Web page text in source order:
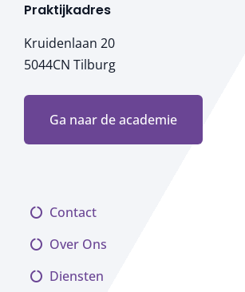
Praktijkadres
Kruidenlaan 20
5044CN Tilburg
Ga naar de academie
Contact
Over Ons
Diensten